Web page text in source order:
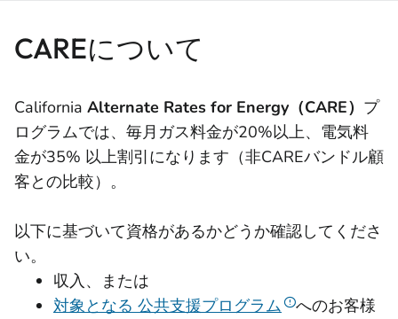
CAREについて
California Alternate Rates for Energy（CARE） プ
ログラムでは、毎月ガス料金が20%以上、電気料
金が35% 以上割引になります（非CAREバンドル顧
客との比較）。
以下に基づいて資格があるかどうか確認してくださ
い。
収入、または
対象となる 公共支援プログラム
へのお客様